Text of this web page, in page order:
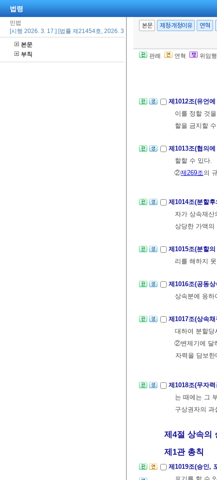
법령
민법
[시행 2026. 3. 17.] [법률 제21454호, 2026. 3. 17., 일부개정]
본문
부칙
본문 제정·개정이유 연혁
판례 연혁 위임
제1011조(공동
②전항의 권리
제1012조(유언
이를 정할 것
할을 금지할
제1013조(협의
할할 수 있다.
②제269조의
제1014조(분할
자가 상속재
상당한 가액의
제1015조(분할
리를 해하지
제1016조(공동
상속분에 응하
제1017조(상속
대하여 분할당
②변제기에 달
자력을 담보한
제1018조(무자
는 때에는 그
구상권자의
제4절 상속의
제1관 총칙
제1019조(승인,